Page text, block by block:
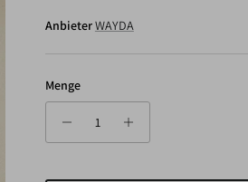
AnbieterWAYDA
Menge